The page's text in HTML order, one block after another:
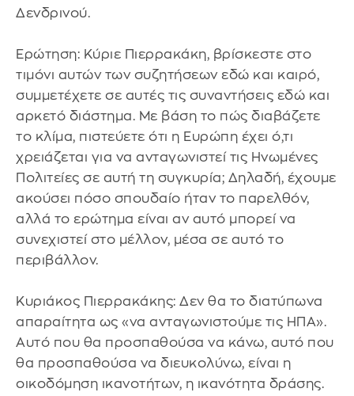
Δενδρινού.
Ερώτηση: Κύριε Πιερρακάκη, βρίσκεστε στο
τιμόνι αυτών των συζητήσεων εδώ και καιρό,
συμμετέχετε σε αυτές τις συναντήσεις εδώ και
αρκετό διάστημα. Με βάση το πώς διαβάζετε
το κλίμα, πιστεύετε ότι η Ευρώπη έχει ό,τι
χρειάζεται για να ανταγωνιστεί τις Ηνωμένες
Πολιτείες σε αυτή τη συγκυρία; Δηλαδή, έχουμε
ακούσει πόσο σπουδαίο ήταν το παρελθόν,
αλλά το ερώτημα είναι αν αυτό μπορεί να
συνεχιστεί στο μέλλον, μέσα σε αυτό το
περιβάλλον.
Κυριάκος Πιερρακάκης: Δεν θα το διατύπωνα
απαραίτητα ως «να ανταγωνιστούμε τις ΗΠΑ».
Αυτό που θα προσπαθούσα να κάνω, αυτό που
θα προσπαθούσα να διευκολύνω, είναι η
οικοδόμηση ικανοτήτων, η ικανότητα δράσης.